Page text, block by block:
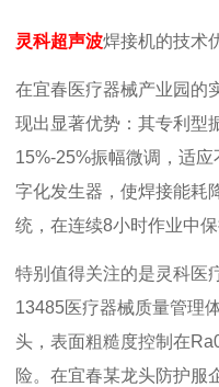
灵科超声波焊接机的技术
在宜春医疗器械产业园的
现出显著优势：其专利型
15%-25%振幅微调，适应
字化发生器，使焊接能耗
统，在连续8小时作业中
特别值得关注的是灵科医
13485医疗器械质量管理
头，表面粗糙度控制在
险。在宜春某龙头防护服